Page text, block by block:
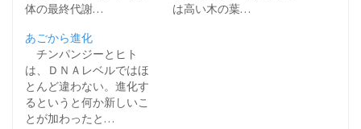
体の最終代謝…
は高い木の葉…
あごから進化
チンパンジーとヒト
は、ＤＮＡレベルではほ
とんど違わない。進化す
るというと何か新しいこ
とが加わったと…